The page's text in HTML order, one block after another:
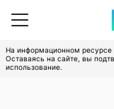
На информационном
Оставаясь на сайте, вы
использование.